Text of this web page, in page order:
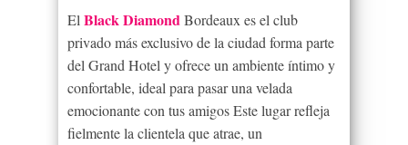
El Black DiamondBordeaux es el club
privado más exclusivo de la ciudad forma parte
del Grand Hotel y ofrece un ambiente íntimo y
confortable, ideal para pasar una velada
emocionante con tus amigos Este lugar refleja
fielmente la clientela que atrae, un